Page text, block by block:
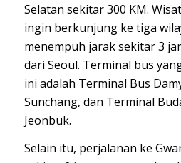
Selatan sekitar 300 KM.
ingin berkunjung ke tiga
menempuh jarak sekitar 3
dari Seoul. Terminal bus
ini adalah Terminal Bus
Sunchang, dan Terminal
Jeonbuk.
Selain itu, perjalanan ke